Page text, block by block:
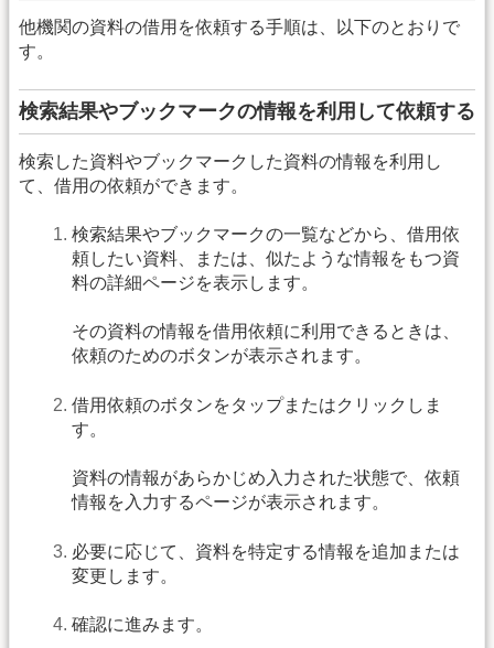
他機関の資料の借用を依頼する手順は、以下のとおりで
す。
検索結果やブックマークの情報を利用して依頼する
検索した資料やブックマークした資料の情報を利用し
て、借用の依頼ができます。
検索結果やブックマークの一覧などから、借用依
頼したい資料、または、似たような情報をもつ資
料の詳細ページを表示します。
その資料の情報を借用依頼に利用できるときは、
依頼のためのボタンが表示されます。
借用依頼のボタンをタップまたはクリックしま
す。
資料の情報があらかじめ入力された状態で、依頼
情報を入力するページが表示されます。
必要に応じて、資料を特定する情報を追加または
変更します。
確認に進みます。